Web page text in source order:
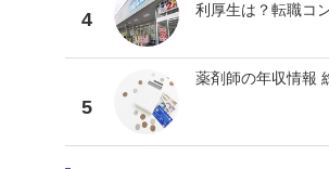
4
利厚生は？転職コ
5
薬剤師の年収情報